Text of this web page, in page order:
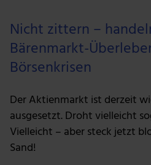
Nicht zittern –
Bärenmarkt-
Börsenkrisen
Der Aktienmarkt ist derzeit
ausgesetzt. Droht vielleicht
Vielleicht – aber steck jetzt
Sand!